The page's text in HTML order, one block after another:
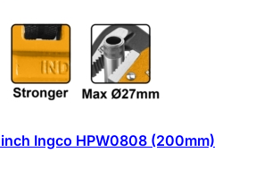
Ingco HPW0808 (200mm)